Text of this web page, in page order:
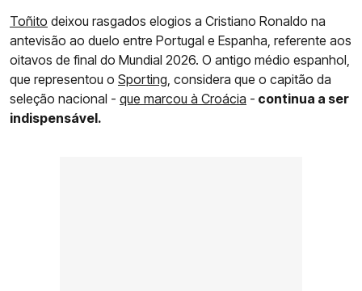
Toñito deixou rasgados elogios a Cristiano Ronaldo na
antevisão ao duelo entre Portugal e Espanha, referente aos
oitavos de final do Mundial 2026. O antigo médio espanhol,
que representou o Sporting, considera que o capitão da
seleção nacional - que marcou à Croácia - continua a ser
indispensável.